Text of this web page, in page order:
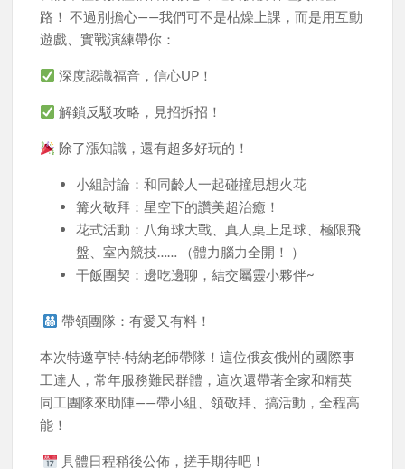
路！ 不過別擔心——我們可不是枯燥上課，而是用互動
遊戲、實戰演練帶你：
深度認識福音，信心UP！
解鎖反駁攻略，見招拆招！
除了漲知識，還有超多好玩的！
小組討論：和同齡人一起碰撞思想火花
篝火敬拜：星空下的讚美超治癒！
花式活動：八角球大戰、真人桌上足球、極限飛
盤、室內競技…… （體力腦力全開！ ）
干飯團契：邊吃邊聊，結交屬靈小夥伴~
帶領團隊：有愛又有料！
本次特邀亨特·特納老師帶隊！這位俄亥俄州的國際事
工達人，常年服務難民群體，這次還帶著全家和精英
同工團隊來助陣——帶小組、領敬拜、搞活動，全程高
能！
具體日程稍後公佈，搓手期待吧！